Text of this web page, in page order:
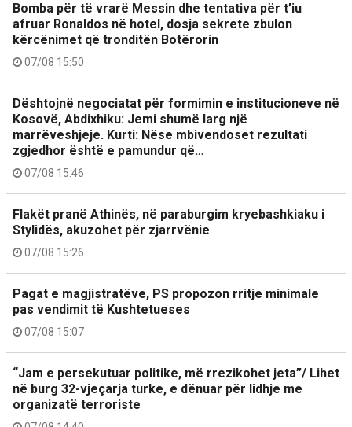
Bomba për të vrarë Messin dhe tentativa për t’iu
afruar Ronaldos në hotel, dosja sekrete zbulon
kërcënimet që tronditën Botërorin
07/08 15:50
Dështojnë negociatat për formimin e institucioneve në
Kosovë, Abdixhiku: Jemi shumë larg një
marrëveshjeje. Kurti: Nëse mbivendoset rezultati
zgjedhor është e pamundur që…
07/08 15:46
Flakët pranë Athinës, në paraburgim kryebashkiaku i
Stylidës, akuzohet për zjarrvënie
07/08 15:26
Pagat e magjistratëve, PS propozon rritje minimale
pas vendimit të Kushtetueses
07/08 15:07
“Jam e persekutuar politike, më rrezikohet jeta”/ Lihet
në burg 32-vjeçarja turke, e dënuar për lidhje me
organizatë terroriste